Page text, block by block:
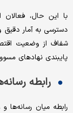
با این حال،
دسترسی به آمار دقیق
شفاف از وضعیت
پایبندی نهادهای
رابطه
رابطه میان رسانه‌ها